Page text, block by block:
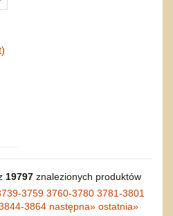
19797znalezionych produktów
3759 3760-3780 3781-3801
3864 następna» ostatnia»